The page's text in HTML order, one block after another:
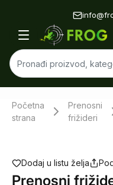
Početna
strana
Prenosni
frižideri
Dodaj u listu želja
Prenosni